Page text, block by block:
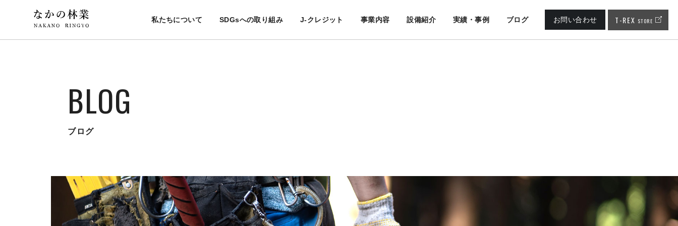
私たちについて SDGsへの取り組み J-クレジット 事業内容 設備紹介 実績・事例 ブログ お問い合わせ T-REX STORE
BLOG
ブログ